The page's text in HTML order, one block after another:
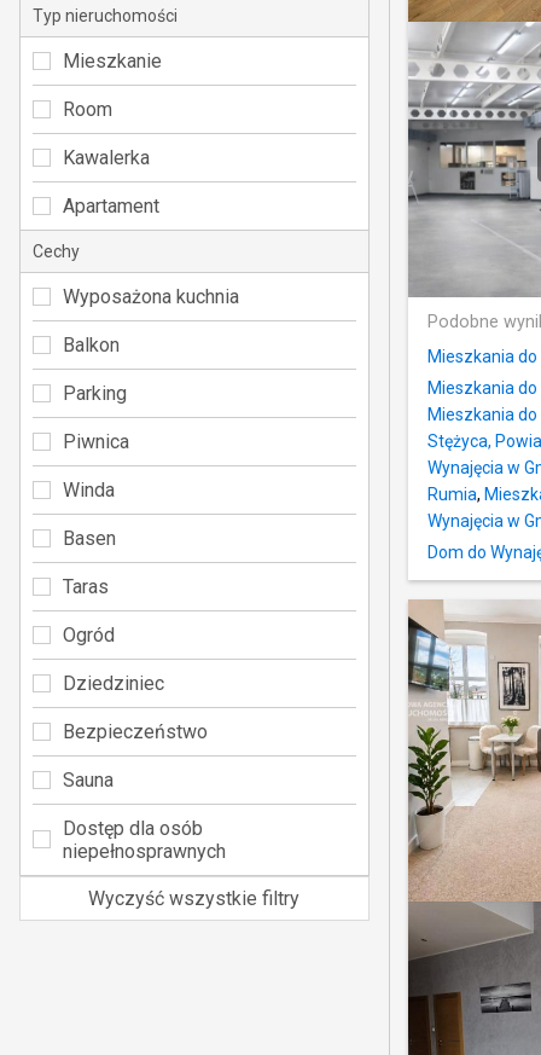
Podobne
Mieszkania
Mieszkania
Mieszkania
Stężyca,
Wynajęcia w
Rumia,
Wynajęcia w
Dom do
Typ nieruchomości
Mieszkanie
Room
Kawalerka
Apartament
Cechy
Wyposażona kuchnia
Balkon
Parking
Piwnica
Winda
Basen
Taras
Ogród
Dziedziniec
Bezpieczeństwo
Sauna
Dostęp dla osób
niepełnosprawnych
Wyczyść wszystkie filtry